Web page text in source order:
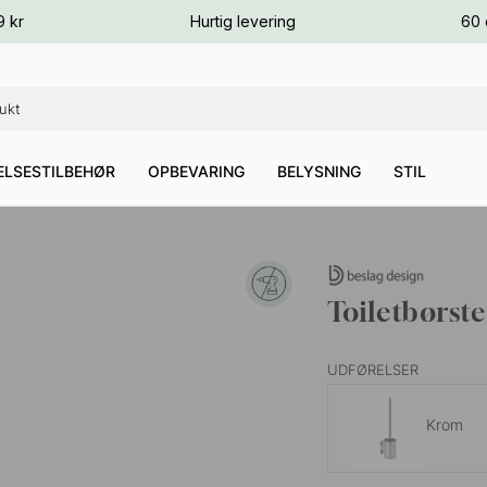
kr Hurtig levering 60
OPBEVARING BELYSNING STIL
UDFØRELSER
Krom